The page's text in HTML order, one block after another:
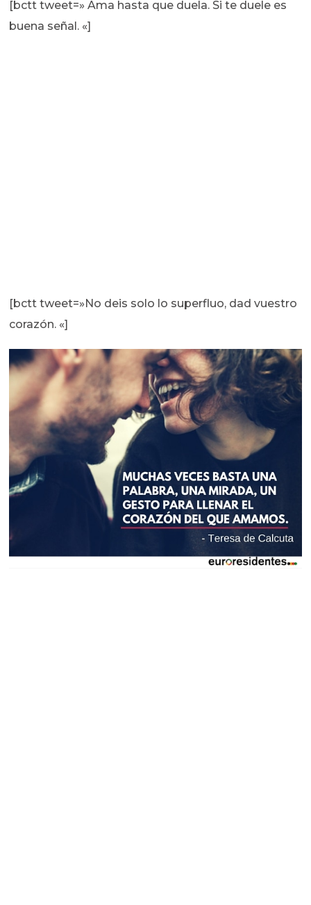
[bctt tweet=» Ama hasta que duela. Si te duele es
buena señal. «]
[bctt tweet=»No deis solo lo superfluo, dad vuestro
corazón. «]